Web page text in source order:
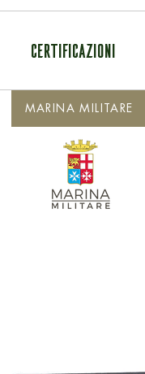
CERTIFICAZIONI
MARINA MILITARE